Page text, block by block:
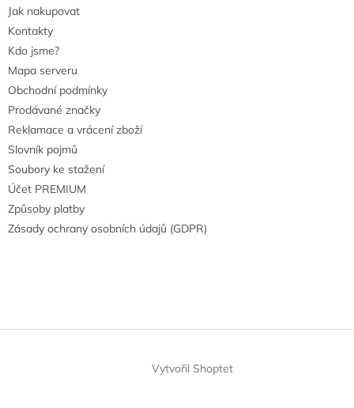
Jak nakupovat
Kontakty
Kdo jsme?
Mapa serveru
Obchodní podmínky
Prodávané značky
Reklamace a vrácení zboží
Slovník pojmů
Soubory ke stažení
Účet PREMIUM
Způsoby platby
Zásady ochrany osobních údajů (GDPR)
Vytvořil Shoptet